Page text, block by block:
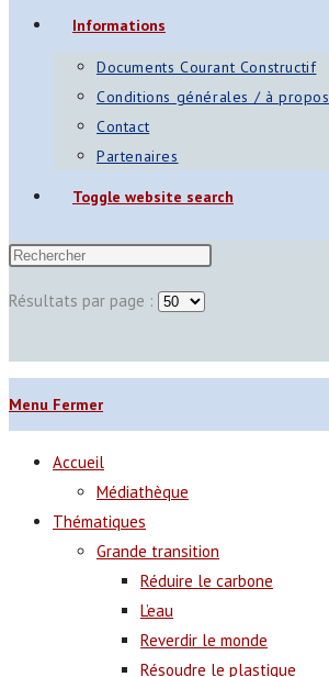
Informations
Documents Courant Constructif
Conditions générales / à propos
Contact
Partenaires
Toggle website search
Résultats par page :
Menu Fermer
Accueil
Médiathèque
Thématiques
Grande transition
Réduire le carbone
L’eau
Reverdir le monde
Résoudre le plastique